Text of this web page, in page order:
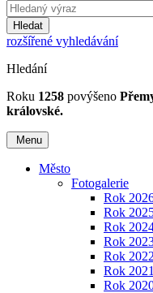
Hledat
rozšířené vyhledávání
Hledání
Roku 1258 povýšeno
královské.
Menu
Město
Fotogalerie
Rok
Rok
Rok
Rok
Rok 2022
Rok 2021
Rok